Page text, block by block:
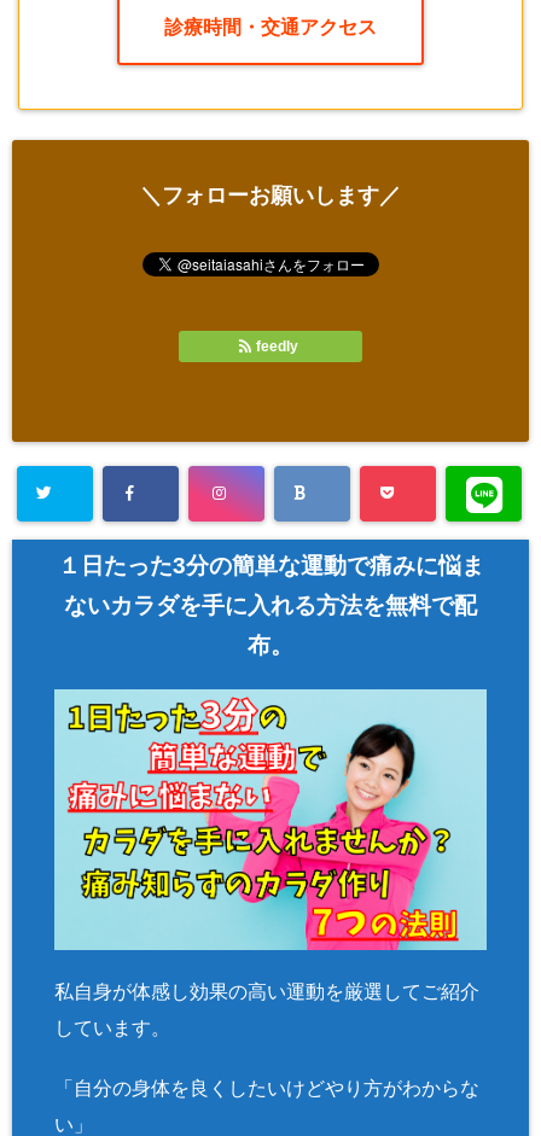
診療時間・交通アクセス
＼フォローお願いします／
feedly
１日たった3分の簡単な運動で痛みに悩ま
ないカラダを手に入れる方法を無料で配
布。
私自身が体感し効果の高い運動を厳選してご紹介
しています。
「自分の身体を良くしたいけどやり方がわからな
い」